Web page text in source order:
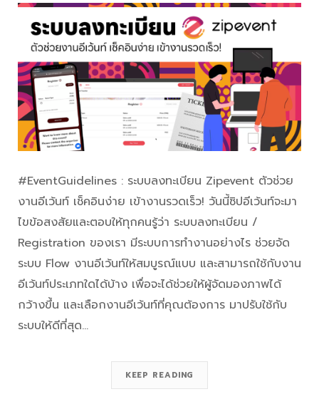
#EventGuidelines : ระบบลงทะเบียน Zipevent ตัวช่วย
งานอีเว้นท์ เช็คอินง่าย เข้างานรวดเร็ว! วันนี้ซิปอีเว้นท์จะมา
ไขข้อสงสัยและตอบให้ทุกคนรู้ว่า ระบบลงทะเบียน /
Registration ของเรา มีระบบการทำงานอย่างไร ช่วยจัด
ระบบ Flow งานอีเว้นท์ให้สมบูรณ์แบบ และสามารถใช้กับงาน
อีเว้นท์ประเภทใดได้บ้าง เพื่อจะได้ช่วยให้ผู้จัดมองภาพได้
กว้างขึ้น และเลือกงานอีเว้นท์ที่คุณต้องการ มาปรับใช้กับ
ระบบให้ดีที่สุด…
KEEP READING